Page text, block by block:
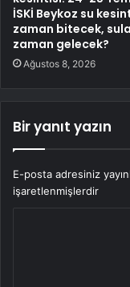
İSKİ Beykoz su
zaman bitecek,
zaman gelecek?
Ağustos 8, 2026
Bir yanıt yazın
E-posta adresiniz
işaretlenmişlerdir